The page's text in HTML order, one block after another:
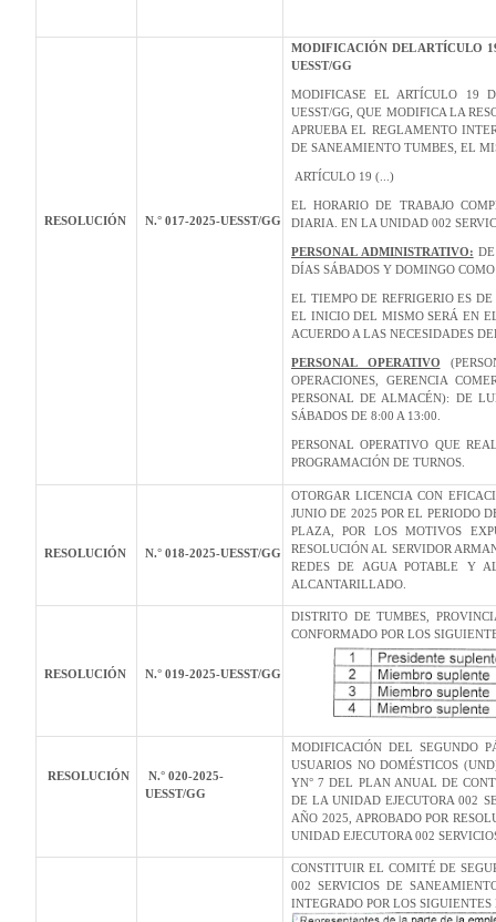
RESOLUCIÓN N.° 017-2025-UESST/GG
MODIFICACIÓN DEL ARTÍCULO
UESST/GG
MODIFICASE EL ARTÍCULO 19
UESST/GG, QUE MODIFICA LA
APRUEBA EL REGLAMENTO
DE SANEAMIENTO TUMBES, EL
ARTÍCULO 19 (...)
EL HORARIO DE TRABAJO
DIARIA. EN LA UNIDAD 002
PERSONAL ADMINISTRATIVO:
DÍAS SÁBADOS Y DOMINGO
EL TIEMPO DE REFRIGERIO ES
EL INICIO DEL MISMO SERÁ EN
ACUERDO A LAS NECESIDADES
PERSONAL OPERATIVO
OPERACIONES, GERENCIA
PERSONAL DE ALMACÉN): DE
SÁBADOS DE 8:00 A 13:00.
PERSONAL OPERATIVO QUE
PROGRAMACIÓN DE TURNOS.
RESOLUCIÓN N.° 018-2025-UESST/GG
OTORGAR LICENCIA CON
JUNIO DE 2025 POR EL PERIODO
PLAZA, POR LOS MOTIVOS
RESOLUCIÓN AL SERVIDOR
REDES DE AGUA POTABLE Y
ALCANTARILLADO.
RESOLUCIÓN N.° 019-2025-UESST/GG
DISTRITO DE TUMBES,
CONFORMADO POR LOS
RESOLUCIÓN
N.° 020-2025-
UESST/GG
MODIFICACIÓN DEL SEGUNDO
USUARIOS NO DOMÉSTICOS
YN° 7 DEL PLAN ANUAL DE
DE LA UNIDAD EJECUTORA 002
AÑO 2025, APROBADO POR
UNIDAD EJECUTORA 002
CONSTITUIR EL COMITÉ DE
002 SERVICIOS DE
INTEGRADO POR LOS SIGUIENTES